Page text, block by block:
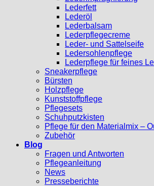
Lederfett
Lederöl
Lederbalsam
Lederpflegecreme
Leder- und Sattelseife
Ledersohlenpflege
Lederpflege für feines
Sneakerpflege
Bürsten
Holzpflege
Kunststoffpflege
Pflegesets
Schuhputzkisten
Pflege für den Materialmix –
Zubehör
Blog
Fragen und Antworten
Pflegeanleitung
News
Presseberichte